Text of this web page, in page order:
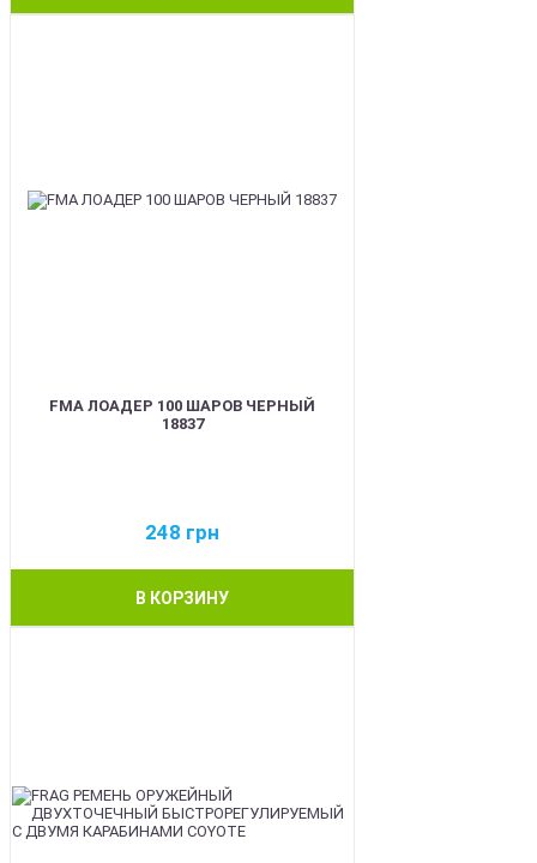
FMA ЛОАДЕР 100 ШАРОВ ЧЕРНЫЙ
18837
248 грн
В КОРЗИНУ